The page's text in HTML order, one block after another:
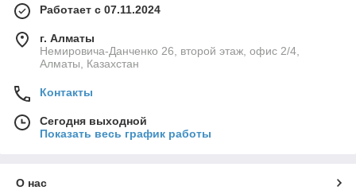
Работает с 07.11.2024
г. Алматы
Немировича-Данченко 26, второй этаж, офис 2/4,
Алматы, Казахстан
Контакты
Сегодня выходной
Показать весь график работы
О нас